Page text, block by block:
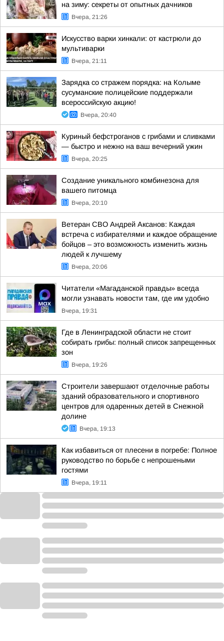
на зиму: секреты от опытных дачников
Вчера, 21:26
Искусство варки хинкали: от кастрюли до
мультиварки
Вчера, 21:11
Зарядка со стражем порядка: на Колыме
сусуманские полицейские поддержали
всероссийскую акцию!
Вчера, 20:40
Куриный бефстроганов с грибами и сливками
— быстро и нежно на ваш вечерний ужин
Вчера, 20:25
Создание уникального комбинезона для
вашего питомца
Вчера, 20:10
Ветеран СВО Андрей Аксанов: Каждая
встреча с избирателями и каждое обращение
бойцов – это возможность изменить жизнь
людей к лучшему
Вчера, 20:06
Читатели «Магаданской правды» всегда
могли узнавать новости там, где им удобно
Вчера, 19:31
Где в Ленинградской области не стоит
собирать грибы: полный список запрещенных
зон
Вчера, 19:26
Строители завершают отделочные работы
зданий образовательного и спортивного
центров для одаренных детей в Снежной
долине
Вчера, 19:13
Как избавиться от плесени в погребе: Полное
руководство по борьбе с непрошеными
гостями
Вчера, 19:11